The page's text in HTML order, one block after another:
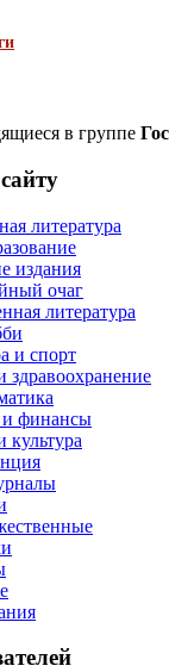
в группе
литература
издания
очаг
литература
и спорт
финансы
культура